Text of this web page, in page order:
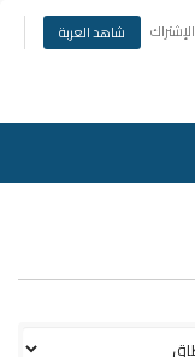
الإشتراك شاهد العربة